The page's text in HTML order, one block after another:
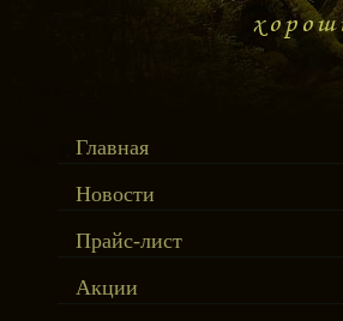
Главная
Новости
Прайс-лист
Акции